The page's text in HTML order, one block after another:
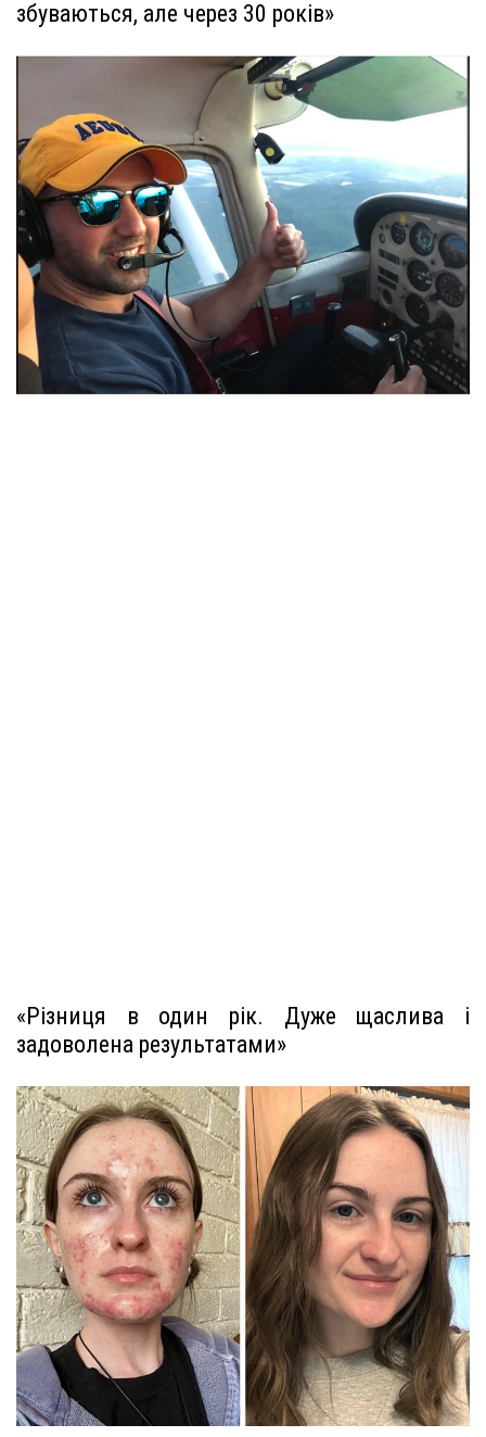
збуваються, але через 30 років»
«Різниця в один рік. Дуже щаслива і
задоволена результатами»